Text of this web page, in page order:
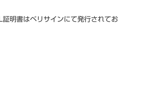
明書はベリサインにて発行されてお